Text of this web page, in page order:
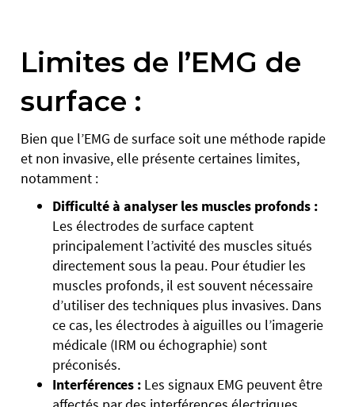
Limites de l’EMG de
surface :
Bien que l’EMG de surface soit une méthode rapide
et non invasive, elle présente certaines limites,
notamment :
Difficulté à analyser les muscles profonds :
Les électrodes de surface captent
principalement l’activité des muscles situés
directement sous la peau. Pour étudier les
muscles profonds, il est souvent nécessaire
d’utiliser des techniques plus invasives. Dans
ce cas, les électrodes à aiguilles ou l’imagerie
médicale (IRM ou échographie) sont
préconisés.
Interférences : Les signaux EMG peuvent être